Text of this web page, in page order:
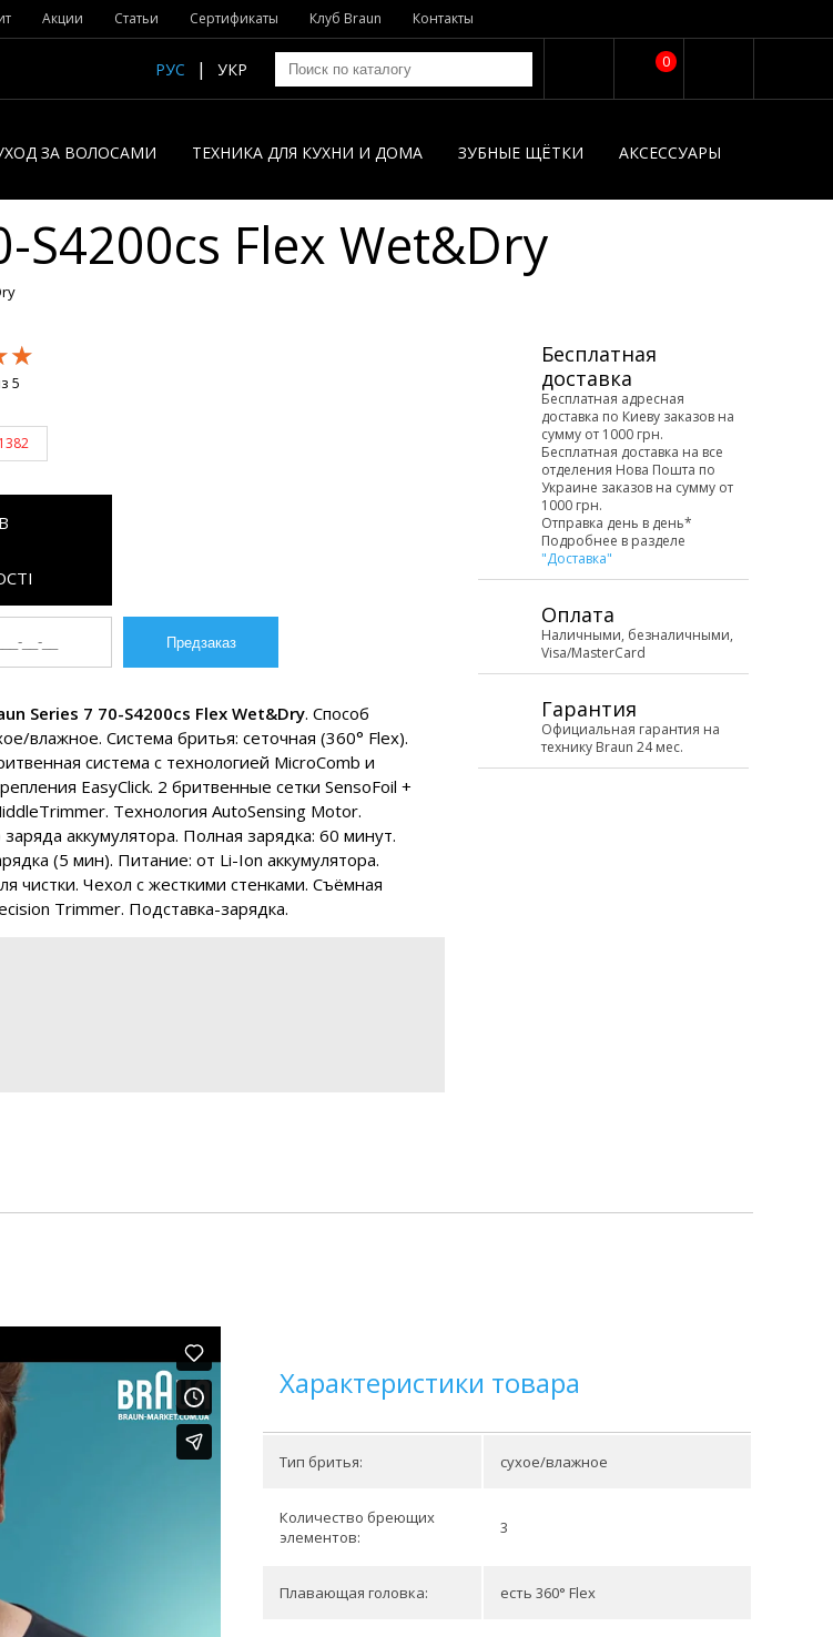
Акции Статьи Сертификаты Клуб Braun Контакты
0
РУС УКР
ЗА ВОЛОСАМИ ТЕХНИКА ДЛЯ КУХНИ И ДОМА ЗУБНЫЕ ЩЁТКИ АКСЕССУАРЫ
S4200cs Flex Wet&Dry
5
1382
Series 7 70-S4200cs Flex Wet&Dry. Способ
влажное. Система бритья: сеточная (360° Flex).
система с технологией MicroComb и
EasyClick. 2 бритвенные сетки SensoFoil +
Технология AutoSensing Motor.
аккумулятора. Полная зарядка: 60 минут.
(5 мин). Питание: от Li-Ion аккумулятора.
чистки. Чехол с жесткими стенками. Съёмная
Trimmer. Подставка-зарядка.
Бесплатная
доставка
Бесплатная адресная
доставка по Киеву заказов на
сумму от 1000 грн.
Бесплатная доставка на все
отделения Нова Пошта по
Украине заказов на сумму от
1000 грн.
Отправка день в день*
Подробнее в разделе
"Доставка"
Оплата
Наличными, безналичными,
Visa/MasterCard
Гарантия
Официальная гарантия на
технику Braun 24 мес.
Характеристики товара
Тип бритья: сухое/влажное
Количество бреющих
элементов:
3
Плавающая головка: есть 360° Flex